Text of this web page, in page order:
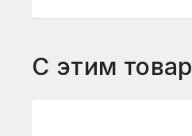
С этим